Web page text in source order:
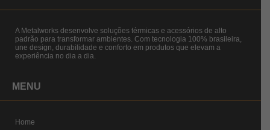
A Metalworks desenvolve soluções térmicas e acessórios de alto
padrão para transformar ambientes. Com tecnologia 100% brasileira,
une design, durabilidade e conforto em produtos que elevam a
experiência no dia a dia.
MENU
Home